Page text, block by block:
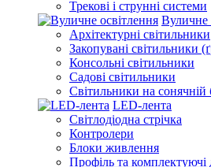
Трекові і струнні системи
Вуличне
Архітектурні світильники
Закопувані світильники
Консольні світильники
Садові світильники
Світильники на сонячній
LED-лента
Світлодіодна стрічка
Контролери
Блоки живлення
Профіль та комплектуючі